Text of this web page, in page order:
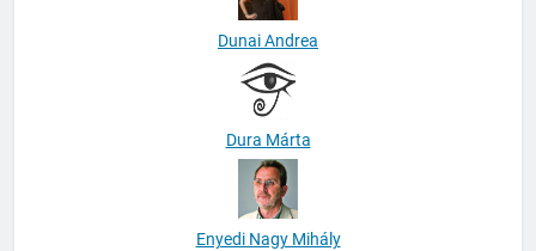
Dunai Andrea
Dura Márta
Enyedi Nagy Mihály